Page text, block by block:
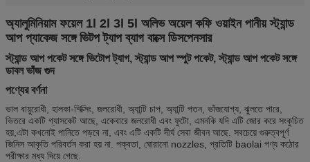
অ্যালুমিনিয়াম ফয়েল 1l 2l 3l 5l অলিভ অয়েল কফি ওয়াইন পানীয় স্ট্যান্ড
আপ প্যাকেজ সঙ্গে ভিটপ ট্যাপ ব্যাগ বাক্সে ডিসপেনসার
স্ট্যান্ড আপ পকেট সঙ্গে ভিটোপ ট্যাগ, স্ট্যান্ড আপ স্পুট পকেট, স্ট্যান্ড আপ পকেট সঙ্গে
ডাবল ভাঁজ গুদ
পণ্যের বর্ণনা
ভাল বায়ুরোধী, হালকা-শিক্সিং, জলরোধী, অ্যান্টি চাপ, অ্যান্টি পতন, ভাঁজযোগ্য, ঝুলতে পারে,
ভিতরে একটি গ্যাসকেট আছে, একেবারে জলরোধী এবং ফুটো, এমনকি যদি এটি জোর করে সংকুচিত
হয়,এটা কখনোই পানিতে পড়বে না, এবং এটি একটি দীর্ঘ সেবা জীবন আছে. সবচেয়ে গুরুত্বপূর্ণ
জিনিস আকৃতি পরিবর্তন করা হয় না. পক্বতা, ঘোরানো nozzles, প্রতিটি baolai পণ্য কঠোর
পরীক্ষার মধ্য দিয়ে গেছে.